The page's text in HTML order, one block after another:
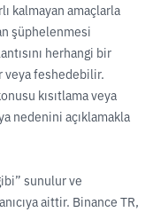
kalmayan amaçlarla
şüphelenmesi
herhangi bir
veya feshedebilir.
kısıtlama veya
nedenini açıklamakla
sunulur ve
aittir. Binance TR,